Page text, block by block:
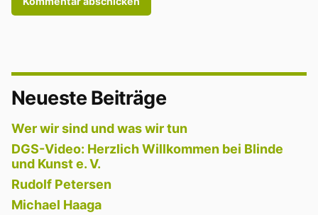
Neueste Beiträge
Wer wir sind und was wir tun
DGS-Video: Herzlich Willkommen bei Blinde
und Kunst e. V.
Rudolf Petersen
Michael Haaga